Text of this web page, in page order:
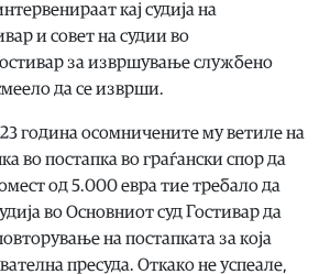
кај судија на
и совет на судии во
за извршување службено
да се изврши.
година осомничените му ветиле на
во постапка во граѓански спор да
од 5.000 евра тие требало да
во Основниот суд Гостивар да
на постапката за која
пресуда. Откако не успеале,